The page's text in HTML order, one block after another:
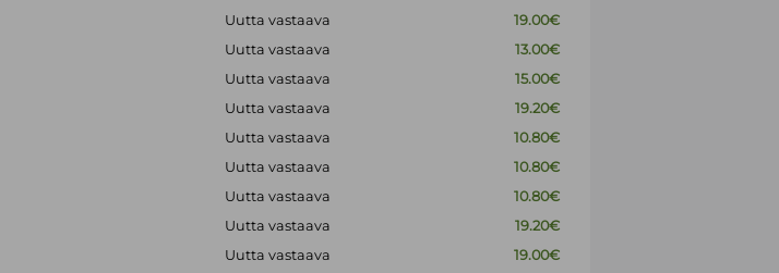
Uutta vastaava
19.00€
Uutta vastaava
13.00€
Uutta vastaava
15.00€
Uutta vastaava
19.20€
Uutta vastaava
10.80€
Uutta vastaava
10.80€
Uutta vastaava
10.80€
Uutta vastaava
19.20€
Uutta vastaava 19.00€